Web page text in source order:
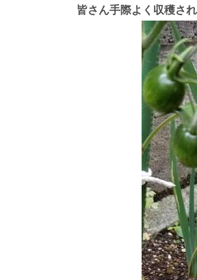
皆さん手際よく収穫さ